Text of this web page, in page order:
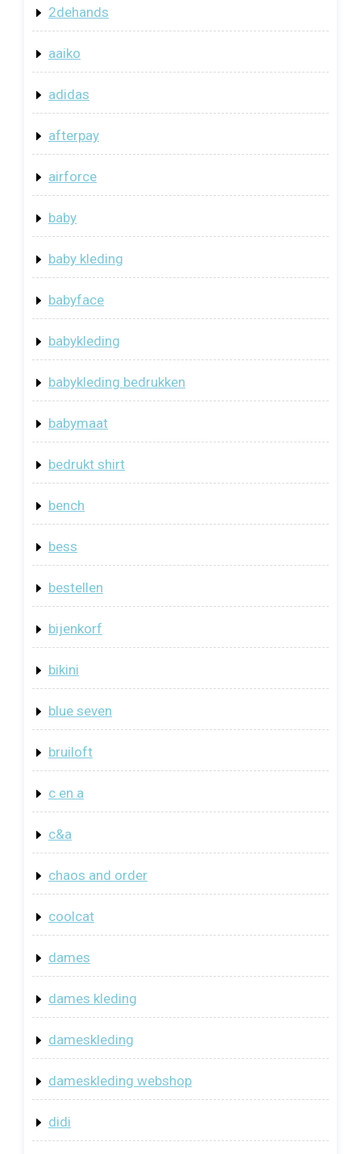
2dehands
aaiko
adidas
afterpay
airforce
baby
baby kleding
babyface
babykleding
babykleding bedrukken
babymaat
bedrukt shirt
bench
bess
bestellen
bijenkorf
bikini
blue seven
bruiloft
c en a
c&a
chaos and order
coolcat
dames
dames kleding
dameskleding
dameskleding webshop
didi